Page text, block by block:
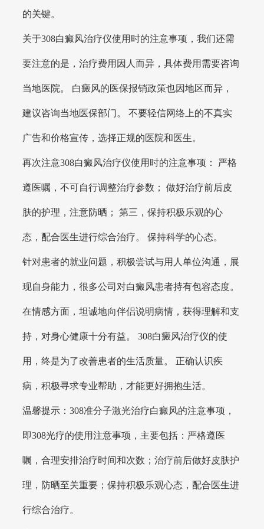
的关键。
关于308白癜风治疗仪使用时的注意事项，我们还需
要注意的是，治疗费用因人而异，具体费用需要咨询
当地医院。 白癜风的医保报销政策也因地区而异，
建议咨询当地医保部门。 不要轻信网络上的不真实
广告和价格宣传，选择正规的医院和医生。
再次注意308白癜风治疗仪使用时的注意事项： 严格
遵医嘱，不可自行调整治疗参数； 做好治疗前后皮
肤的护理，注意防晒； 第三，保持积极乐观的心
态，配合医生进行综合治疗。 保持科学的心态。
针对患者的就业问题，积极尝试与用人单位沟通，展
现自身能力，很多公司对白癜风患者持有包容态度。
在情感方面，坦诚地向伴侣说明病情，获得理解和支
持，对身心健康十分有益。 308白癜风治疗仪的使
用，终是为了改善患者的生活质量。 正确认识疾
病，积极寻求专业帮助，才能更好拥抱生活。
温馨提示：308准分子激光治疗白癜风的注意事项，
即308光疗的使用注意事项，主要包括：严格遵医
嘱，合理安排治疗时间和次数；治疗前后做好皮肤护
理，防晒至关重要；保持积极乐观心态，配合医生进
行综合治疗。